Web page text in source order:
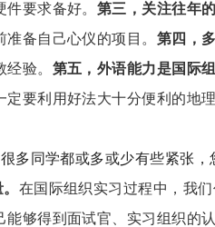
要求备好。 第三，关注往年
备自己心仪的项目。 第四，
验。 第五，外语能力是国际
要利用好法大十分便利的地
多同学都或多或少有些紧张，
在国际组织实习过程中，我
够得到面试官、实习组织的认